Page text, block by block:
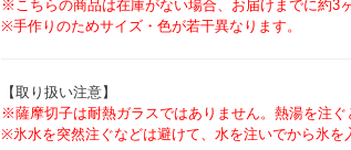
※こちらの商品は在庫がない場合、お届けまでに約3
※手作りのためサイズ・色が若干異なります。
【取り扱い注意】
※薩摩切子は耐熱ガラスではありません。熱湯を注ぐ
※氷水を突然注ぐなどは避けて、水を注いでから氷を